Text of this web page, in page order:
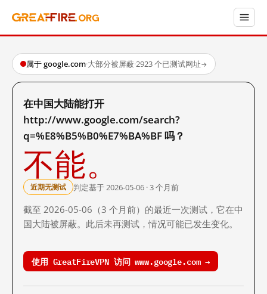
属于 google.com·大部分被屏蔽·2923 个已测试网址→
在中国大陆能打开
http://www.google.com/search?
q=%E8%B5%B0%E7%BA%BF 吗？
不能。
近期无测试 判定基于 2026-05-06 · 3 个月前
截至 2026-05-06（3 个月前）的最近一次测试，它在中
国大陆被屏蔽。此后未再测试，情况可能已发生变化。
使用 GreatFireVPN 访问 www.google.com →